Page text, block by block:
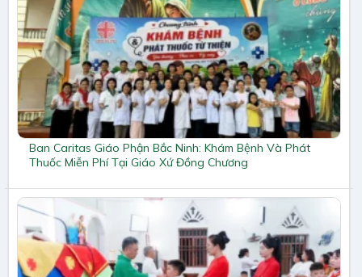
Ban Caritas Giáo Phận Bắc Ninh: Khám Bệnh Và Phát
Thuốc Miễn Phí Tại Giáo Xứ Đồng Chương